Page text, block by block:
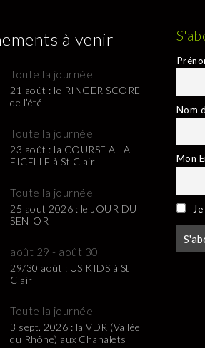
à venir
Toute la journée
21 août : le RINGER SCORE
de l’été
Toute la journée
23 août : la COURSE A LA
FICELLE à St Clair
Toute la journée
25 aout 2026 : le JOUR DU
SENIOR
août 29 - août 30
29/30 août : US KIDS à St
Clair
Toute la journée
3 sept. 2026 : la VDR (Vallée
du Rhône) aux Chanalets
Nom
Mon